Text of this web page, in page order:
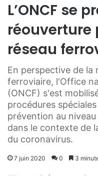
L’ONCF se
réouverture
réseau
En perspective de la
ferroviaire, l'Office
(ONCF) s'est
procédures
prévention au
dans le contexte de
du coronavirus.
7 juin 2020 0 3